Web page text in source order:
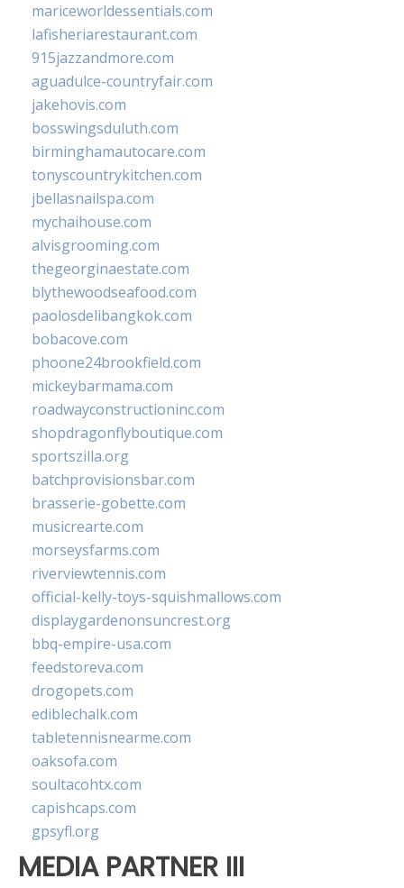
mariceworldessentials.com
lafisheriarestaurant.com
915jazzandmore.com
aguadulce-countryfair.com
jakehovis.com
bosswingsduluth.com
birminghamautocare.com
tonyscountrykitchen.com
jbellasnailspa.com
mychaihouse.com
alvisgrooming.com
thegeorginaestate.com
blythewoodseafood.com
paolosdelibangkok.com
bobacove.com
phoone24brookfield.com
mickeybarmama.com
roadwayconstructioninc.com
shopdragonflyboutique.com
sportszilla.org
batchprovisionsbar.com
brasserie-gobette.com
musicrearte.com
morseysfarms.com
riverviewtennis.com
official-kelly-toys-squishmallows.com
displaygardenonsuncrest.org
bbq-empire-usa.com
feedstoreva.com
drogopets.com
ediblechalk.com
tabletennisnearme.com
oaksofa.com
soultacohtx.com
capishcaps.com
gpsyfl.org
MEDIA PARTNER III